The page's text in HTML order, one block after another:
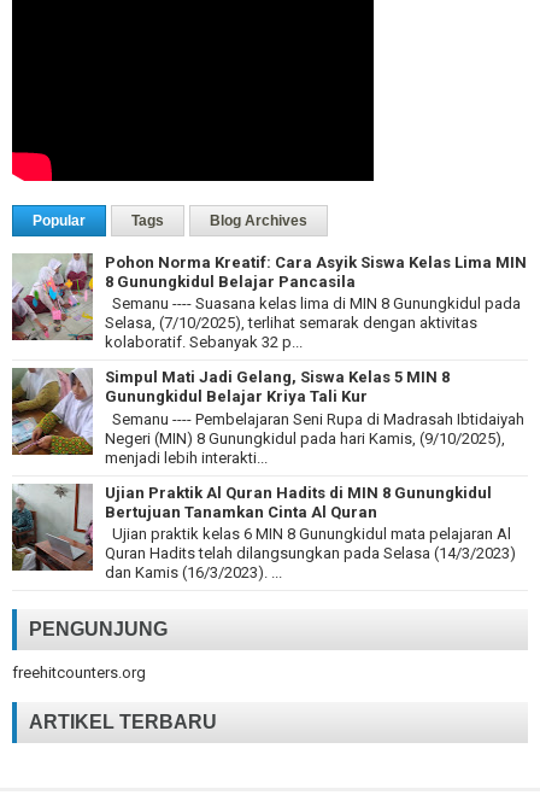
Popular Tags Blog Archives
Pohon Norma Kreatif: Cara Asyik Siswa Kelas Lima MIN
8 Gunungkidul Belajar Pancasila
Semanu ---- Suasana kelas lima di MIN 8 Gunungkidul pada
Selasa, (7/10/2025), terlihat semarak dengan aktivitas
kolaboratif. Sebanyak 32 p...
Simpul Mati Jadi Gelang, Siswa Kelas 5 MIN 8
Gunungkidul Belajar Kriya Tali Kur
Semanu ---- Pembelajaran Seni Rupa di Madrasah Ibtidaiyah
Negeri (MIN) 8 Gunungkidul pada hari Kamis, (9/10/2025),
menjadi lebih interakti...
Ujian Praktik Al Quran Hadits di MIN 8 Gunungkidul
Bertujuan Tanamkan Cinta Al Quran
Ujian praktik kelas 6 MIN 8 Gunungkidul mata pelajaran Al
Quran Hadits telah dilangsungkan pada Selasa (14/3/2023)
dan Kamis (16/3/2023). ...
PENGUNJUNG
freehitcounters.org
ARTIKEL TERBARU